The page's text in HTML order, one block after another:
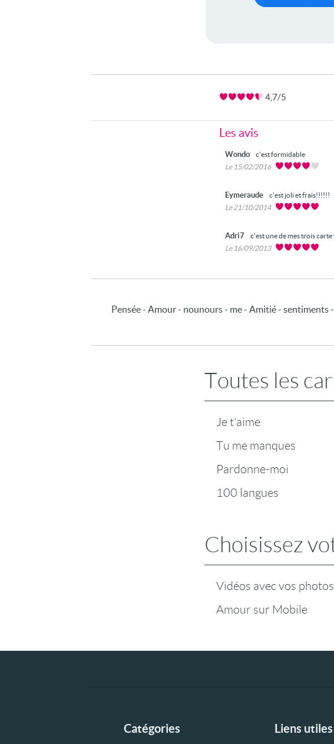
4,7/5
Les avis
Wondo
c'est formidable
Le 15/02/2016
Eymeraude
c'est joli et frais!!!!!!
Le 21/10/2014
Adri7
c'est une de mes trois
Le 16/09/2013
Pensée - Amour - nounours - me - Amitié - sentiments
Toutes les
Je t'aime
Tu me manques
Pardonne-moi
100 langues
Choisissez
Vidéos avec vos photos
Amour sur Mobile
Catégories Liens utiles